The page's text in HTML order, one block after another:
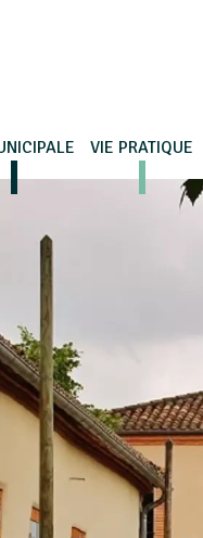
VIE PRATIQUE